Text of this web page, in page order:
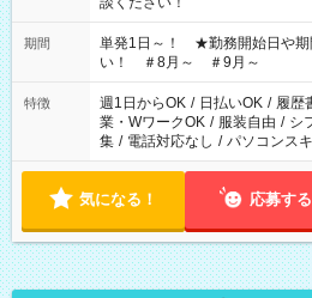
期間
単発1日～！ ★勤務開始日や期
い！ ＃8月～ ＃9月～
特徴 週1日からOK / 日払いOK / 履歴
業・WワークOK / 服装自由 / シ
集 / 電話対応なし / パソコンス
気になる！ 応募する